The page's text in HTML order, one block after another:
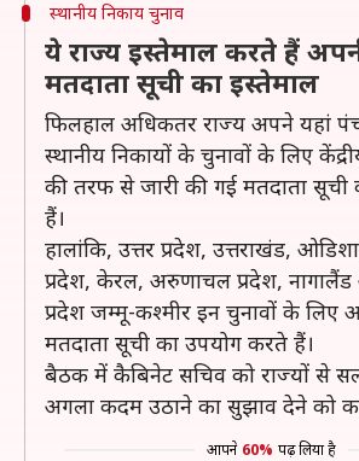
स्थानीय निकाय चुनाव
ये राज्य इस्तेमाल करते हैं
मतदाता सूची का इस्तेमाल
फिलहाल अधिकतर राज्य अपने यहां
स्थानीय निकायों के चुनावों के लिए
की तरफ से जारी की गई मतदाता
हैं।
हालांकि, उत्तर प्रदेश, उत्तराखंड,
प्रदेश, केरल, अरुणाचल प्रदेश,
प्रदेश जम्मू-कश्मीर इन चुनावों के लिए
मतदाता सूची का उपयोग करते हैं।
बैठक में कैबिनेट सचिव को राज्यों से
अगला कदम उठाने का सुझाव देने को
आपने 60% पढ़ लिया है